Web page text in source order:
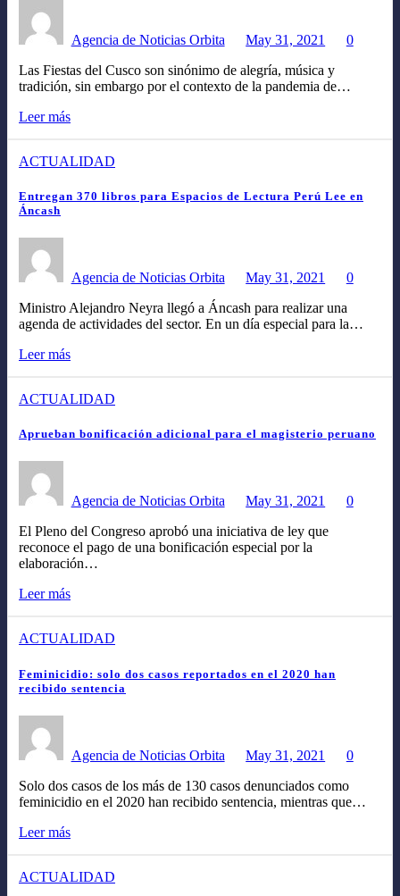
Agencia de Noticias Orbita May 31, 2021
0
Las Fiestas del Cusco son sinónimo de alegría, música y
tradición, sin embargo por el contexto de la pandemia de…
Leer más
ACTUALIDAD
Entregan 370 libros para Espacios de Lectura Perú Lee en
Áncash
Agencia de Noticias Orbita May 31, 2021
0
Ministro Alejandro Neyra llegó a Áncash para realizar una
agenda de actividades del sector. En un día especial para la…
Leer más
ACTUALIDAD
Aprueban bonificación adicional para el magisterio peruano
Agencia de Noticias Orbita May 31, 2021
0
El Pleno del Congreso aprobó una iniciativa de ley que
reconoce el pago de una bonificación especial por la
elaboración…
Leer más
ACTUALIDAD
Feminicidio: solo dos casos reportados en el 2020 han
recibido sentencia
Agencia de Noticias Orbita May 31, 2021
0
Solo dos casos de los más de 130 casos denunciados como
feminicidio en el 2020 han recibido sentencia, mientras que…
Leer más
ACTUALIDAD